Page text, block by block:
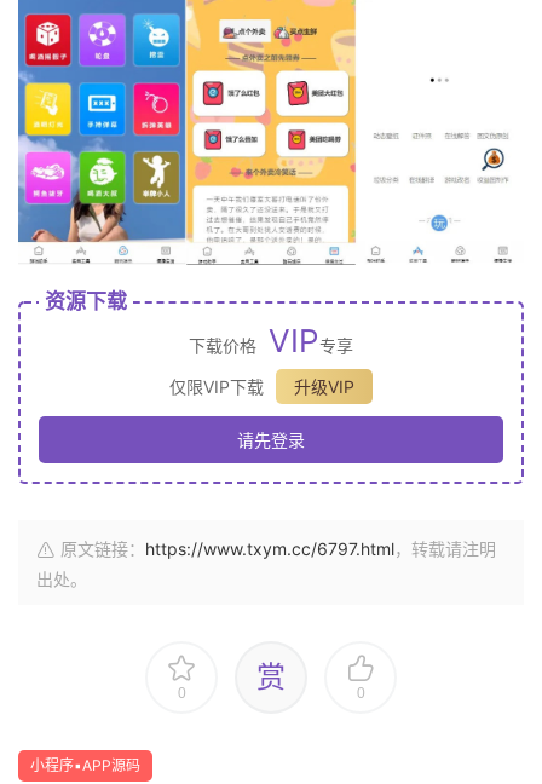
资源下载
下载价格 VIP专享
仅限VIP下载
升级VIP
请先登录
原文链接： https://www.txym.cc/6797.html，转载请注明
出处。
0 赏 0
小程序▪APP源码